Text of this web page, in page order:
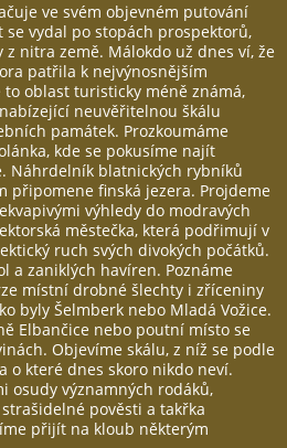
ve svém objevném putování
vydal po stopách prospektorů,
nitra země. Málokdo už dnes ví, že
patřila k nejvýnosnějším
oblast turisticky méně známá,
neuvěřitelnou škálu
památek. Prozkoumáme
kde se pokusíme najít
Náhrdelník blatnických rybníků
připomene finská jezera. Projdeme
výhledy do modravých
městečka, která podřimují v
ruch svých divokých počátků.
a zaniklých havíren. Poznáme
místní drobné šlechty i zříceniny
byly Šelmberk nebo Mladá Vožice.
Elbančice nebo poutní místo se
Objevíme skálu, z níž se podle
o které dnes skoro nikdo neví.
osudy významných rodáků,
pověsti a takřka
přijít na kloub některým